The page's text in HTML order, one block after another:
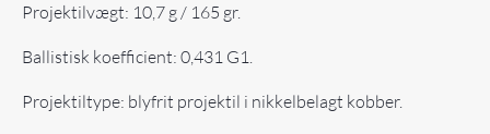
Projektilvægt: 10,7 g / 165 gr.
Ballistisk koefficient: 0,431 G1.
Projektiltype: blyfrit projektil i nikkelbelagt kobber.